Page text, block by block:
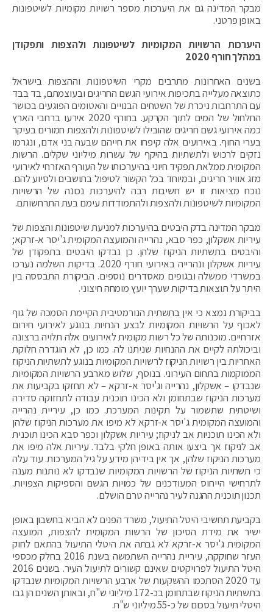
מבקר המדינה גם את היערכות מספר רשויות מקומיות לשיטפונות
באופן פרטני.
היערכות הרשויות המקומיות לשיטפונות ולהצפות ותפקודן
במהלך חורף 2020
בשנים האחרונות מתרבים מקרי השיטפונות וההצפות בישראל
כתוצאה מעלייה בתכיפות אירועי הגשם החריגים ובעוצמתם, בד בבד
עם התרחבות ניכרת של השטחים הבנויים והאטומים הפוגעים בכושר
החלחול של המים לתוך הקרקע. בחורף 2020 אירעו ברחבי הארץ
כמה אירועי גשם חריגים שהובילו לשיטפונות ולהצפות חמורים בעיקר
בערי החוף. באירועים אלה קיפחו את חייהם שבעה בני אדם, ונגרמו
נזקים לרכוש ולתשתיות בהיקף של עשרות מיליוני שקלים. הרשות
המקומית ממלאת תפקיד חיוני בהיערכותו של העורף האזרחי לאירועי
מזג אוויר חריגים, ובמיוחד בכל הקשור לטיפול בתושבים ולסיוע להם.
נוכח מציאות זו יש חשיבות רבה להיערכות נכונה של הרשויות
המקומיות לשיטפונות ולהצפות ולהתמודדות עימם בעת התרחשותם.
מבקר המדינה בדק היבטים בהיערכות למניעת שיטפונות והצפות של
עיריות אשקלון, כפר סבא, נהרייה והמועצה המקומית ג'יסר א-זרקא;
והיבטים בתשתיות הניקוז שלהן. כן נבדקו היבטים בתפקודן של
עיריות אשקלון ונהרייה באירועי חורף 2020. בדיקות השלמה נערכו
במשרדי ממשלה ובגופים מאסדרים נוספים. הביקורת התבססה בין
היתר על תוצאות בדיקות שערך יועץ מומחה חיצוני.
בביקורת נמצא כי אין בתשתית הנורמטיבית הקיימת הסמכה של גוף
לאכוף על הרשויות המקומיות לבצע הנחיות בנוגע לאירועי חירום
אזרחיים. מוכנותה של כל רשות מקומית לאירועים אלה תלויה ברצונה
וביכולתה לקיים את ההנחיות שניתנו לה. כמו כן, לא הוגדרה חלוקת
האחריות בין רשויות הניקוז לרשויות המקומיות בנוגע לתשתיות הניקוז
הממוקמות בתחום העירוני. בנוסף, שלוש מארבע הרשויות המקומיות
שנבדקו – אשקלון, נהרייה וג'יסר א-זרקא – לא תחזקו בקביעות את
מערכות הניקוז שבתחומן ולא הכינו תוכנית עבודה לתחזוקה סדירה
ושיטתית שתשמור על תקינות המערכת. כמו כן, עיריית נהרייה
והמועצה המקומית ג'יסר א-זרקא לא מיפו את מערכות הניקוז שלהן
ולא הכינו תוכניות אב לניקוז; עיריות אשקלון וכפר סבא הכינו תוכנית
אב לניקוז אך ביצעו אותה באופן חלקי בלבד. עיריות אלה מיפו את
מערכות הניקוז שלהן, אך אין בידיהן מידע על גיל המערכות. עוד עלה
כי תשתיות הניקוז של הרשויות המקומיות שנבדקו לא נותנות מענה
לתרחישי הייחוס המעודכנים של כמויות הגשם והספיקות הצפויות.
תכנון תוכנית ההגנה לעיר נהרייה טרם הושלם.
בקביעת תחשיבי היטל התיעול, משרד הפנים לא הביא בחשבון באופן
ישיר את מידת הסיכון של הרשות המקומית להצפות, המועצה
המקומית ג'יסר א-זרקא לא גבתה את היטלי התיעול בהתאם לחוק
העזר שחוקקה, עיריית נהרייה השתמשה בשנת 2016 בחלק מכספי
היטל התיעול לפרויקטים שאינם קשורים לתיעול העיר. בשנים 2016
עד 2020 הסתכמו ההשקעות של ארבע הרשויות המקומיות שנבדקו
בתשתיות הניקוז שבתחומן בכ-172 מיליוני ש"ח, ובאותן השנים הן גבו
היטלי תיעול בסכום של כ-55 מיליוני ש"ח.